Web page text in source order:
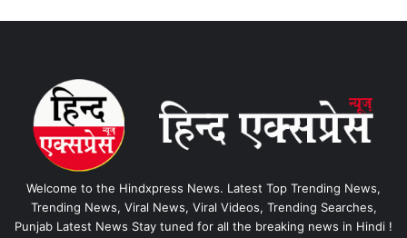
Welcome to the Hindxpress News. Latest Top Trending News,
Trending News, Viral News, Viral Videos, Trending Searches,
Punjab Latest News Stay tuned for all the breaking news in Hindi !